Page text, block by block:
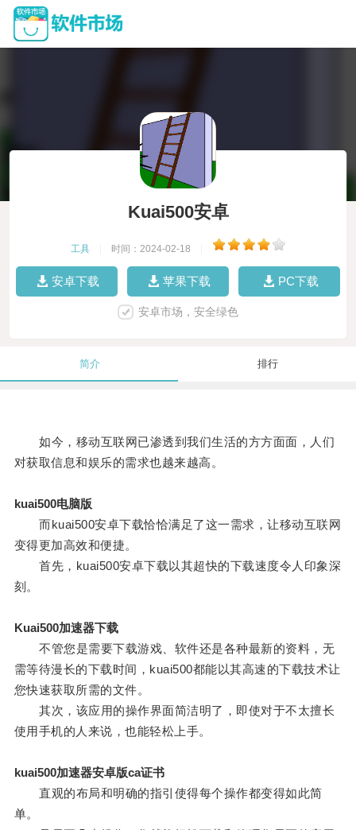
Kuai500安卓
工具 时间：2024-02-18
安卓下载 苹果下载 PC下载
安卓市场，安全绿色
简介 排行
如今，移动互联网已渗透到我们生活的方方面面，人们
对获取信息和娱乐的需求也越来越高。
kuai500电脑版
而kuai500安卓下载恰恰满足了这一需求，让移动互联网
变得更加高效和便捷。
首先，kuai500安卓下载以其超快的下载速度令人印象深
刻。
Kuai500加速器下载
不管您是需要下载游戏、软件还是各种最新的资料，无
需等待漫长的下载时间，kuai500都能以其高速的下载技术让
您快速获取所需的文件。
其次，该应用的操作界面简洁明了，即使对于不太擅长
使用手机的人来说，也能轻松上手。
kuai500加速器安卓版ca证书
直观的布局和明确的指引使得每个操作都变得如此简
单。